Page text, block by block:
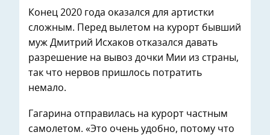
Конец 2020 года оказался для артистки
сложным. Перед вылетом на курорт бывший
муж Дмитрий Исхаков отказался давать
разрешение на вывоз дочки Мии из страны,
так что нервов пришлось потратить
немало.
Гагарина отправилась на курорт частным
самолетом. «Это очень удобно, потому что